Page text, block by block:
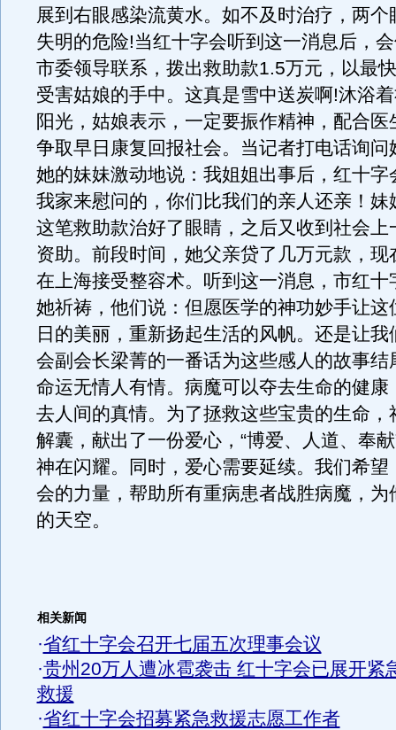
展到右眼感染流黄水。如不及时治疗，两个
失明的危险!当红十字会听到这一消息后，
市委领导联系，拨出救助款1.5万元，以最
受害姑娘的手中。这真是雪中送炭啊!沐浴
阳光，姑娘表示，一定要振作精神，配合医
争取早日康复回报社会。当记者打电话询问
她的妹妹激动地说：我姐姐出事后，红十字
我家来慰问的，你们比我们的亲人还亲！妹
这笔救助款治好了眼睛，之后又收到社会上
资助。前段时间，她父亲贷了几万元款，现
在上海接受整容术。听到这一消息，市红十
她祈祷，他们说：但愿医学的神功妙手让这
日的美丽，重新扬起生活的风帆。还是让我
会副会长梁菁的一番话为这些感人的故事结
命运无情人有情。病魔可以夺去生命的健康
去人间的真情。为了拯救这些宝贵的生命，
解囊，献出了一份爱心，“博爱、人道、奉
神在闪耀。同时，爱心需要延续。我们希望
会的力量，帮助所有重病患者战胜病魔，为
的天空。
相关新闻
·省红十字会召开七届五次理事会议
·贵州20万人遭冰雹袭击 红十字会已展开紧
救援
·省红十字会招募紧急救援志愿工作者